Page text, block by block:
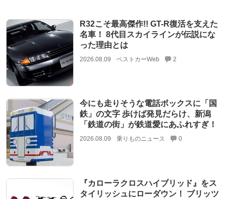
R32こそ最高傑作!! GT-R復活を支えた
名車！ 8代目スカイラインが伝説にな
った理由とは
2026.08.09 ベストカーWeb 2
今にも走りそうな電話ボックスに「国
鉄」の文字 歩けば発見だらけ、新潟
「鉄道の街」が鉄道愛にあふれすぎ！
2026.08.09 乗りものニュース 0
『カローラクロスハイブリッド』をス
タイリッシュにローダウン！ ブリッツ